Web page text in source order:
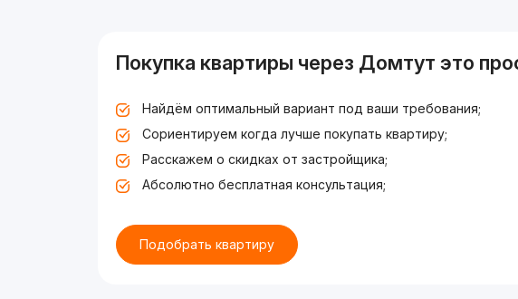
Покупка квартиры через Домтут это
Найдём оптимальный вариант под ваши требования;
Сориентируем когда лучше покупать квартиру;
Расскажем о скидках от застройщика;
Абсолютно бесплатная консультация;
Подобрать квартиру